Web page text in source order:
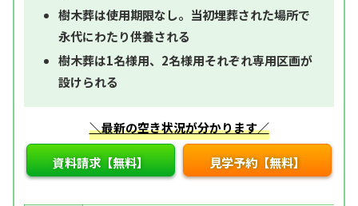
樹木葬は使用期限なし。当初埋葬された場所で
永代にわたり供養される
樹木葬は1名様用、2名様用それぞれ専用区画が
設けられる
＼最新の空き状況が分かります／
資料請求【無料】 見学予約【無料】